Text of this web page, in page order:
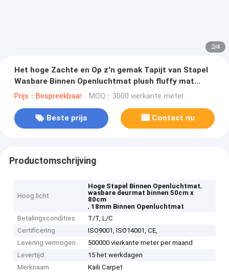
2/4
Het hoge Zachte en Op z'n gemak Tapijt van Stapel
Wasbare Binnen Openluchtmat plush fluffy mat
extra
Prijs：Bespreekbaar MOQ：3000 vierkante meter
Beste prijs Contact nu
Productomschrijving
Hoog licht
Hoge Stapel Binnen Openluchtmat,
wasbare deurmat binnen 50cm x
80cm
, 18mm Binnen Openluchtmat
Betalingscondities
T/T, L/C
Certificering
ISO9001, ISO14001, CE,
Levering vermogen
500000 vierkante meter per maand
Levertijd
15 het werkdagen
Merknaam
Kaili Carpet